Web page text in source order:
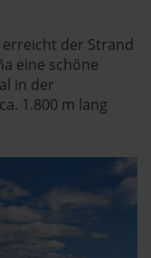
der Strand
eine schöne
in der
1.800 m lang